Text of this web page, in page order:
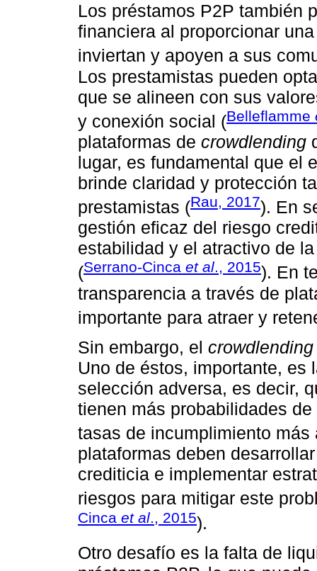
Los préstamos P2P también
financiera al proporcionar
inviertan y apoyen a sus
Los prestamistas pueden
que se alineen con sus
y conexión social (Belleflamme
plataformas de crowdlending
lugar, es fundamental que el
brinde claridad y protección
prestamistas (Rau, 2017). En
gestión eficaz del riesgo
estabilidad y el atractivo de
(Serrano-Cinca et al., 2015). En
transparencia a través de
importante para atraer y
Sin embargo, el crowdlending
Uno de éstos, importante, es
selección adversa, es decir,
tienen más probabilidades
tasas de incumplimiento más
plataformas deben
crediticia e implementar
riesgos para mitigar este
Cinca et al., 2015).
Otro desafío es la falta de